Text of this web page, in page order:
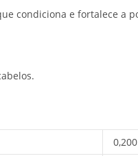
condiciona e fortalece a